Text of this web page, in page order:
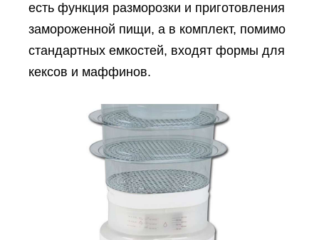
есть функция разморозки и приготовления
замороженной пищи, а в комплект, помимо
стандартных емкостей, входят формы для
кексов и маффинов.